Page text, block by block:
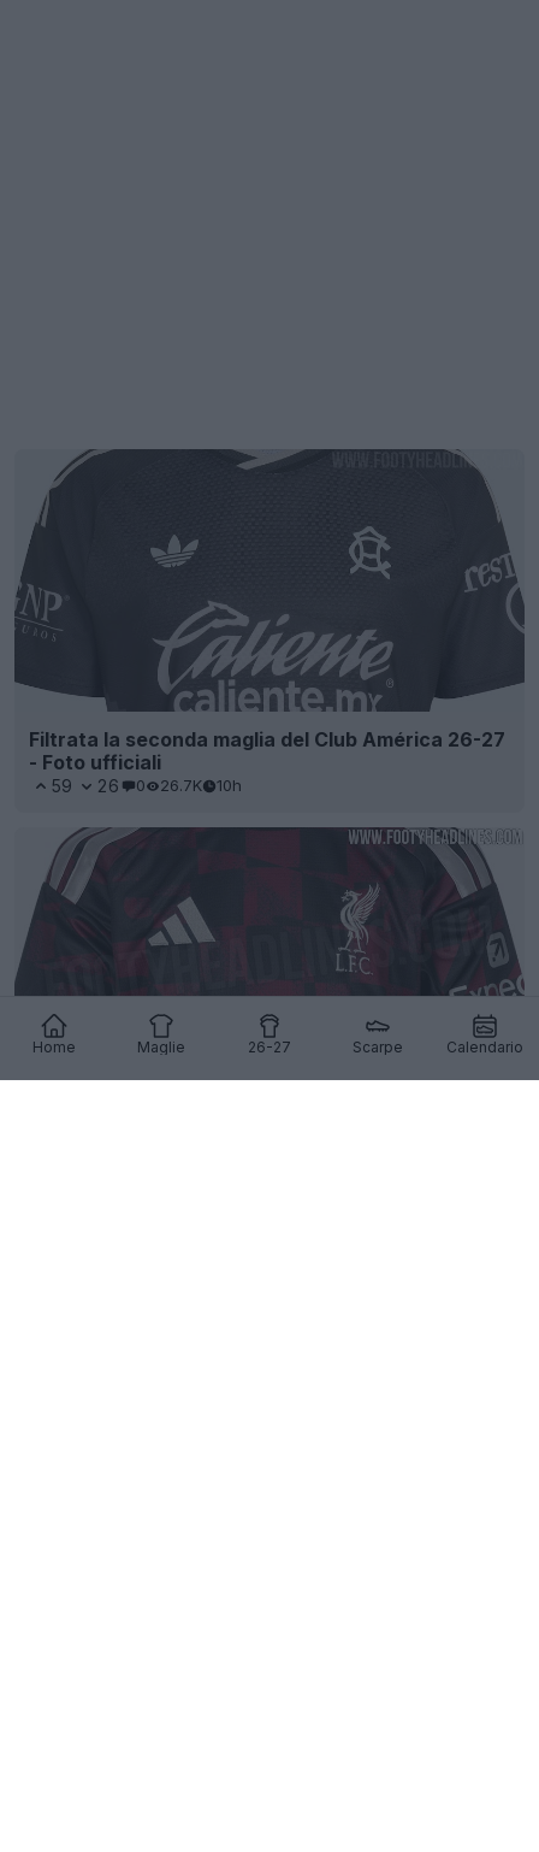
Home Maglie 26-27 Scarpe Calendario
Filtrata la seconda maglia del Club América 26-27
- Foto ufficiali
59 26 0 26.7K 10h